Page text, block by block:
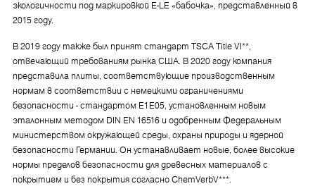
экологичности под маркировкой E-LE «бабочка», представленный в
2015 году.
В 2019 году также был принят стандарт TSCA Title VI**,
отвечающий требованиям рынка США. В 2020 году компания
представила плиты, соответствующие производственным
нормам в соответствии с немецкими ограничениями
безопасности - стандартом E1E05, установленным новым
эталонным методом DIN EN 16516 и одобренным Федеральным
министерством окружающей среды, охраны природы и ядерной
безопасности Германии. Он устанавливает новые, более высокие
нормы пределов безопасности для древесных материалов с
покрытием и без покрытия согласно ChemVerbV***.